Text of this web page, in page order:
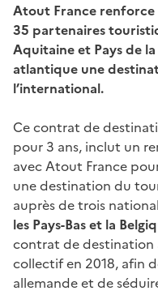
Atout France renforce
35 partenaires
Aquitaine et Pays de
atlantique une
l’international.
Ce contrat de
pour 3 ans, inclut un
avec Atout France
une destination du
auprès de trois
les Pays-Bas et la
contrat de destination
collectif en 2018, afin
allemande et de